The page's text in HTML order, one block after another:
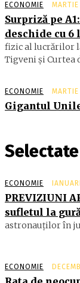
ECONOMIE
Surpriză pe
deschide cu
fizic al lucrărilor
Tigveni şi Curtea
ECONOMIE
Gigantul
ECONOMIE
PREVIZIUNI
sufletul la
astronauţilor în
ECONOMIE